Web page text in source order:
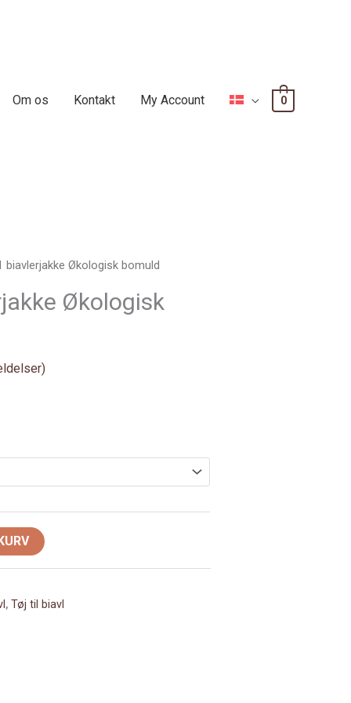
Om os Kontakt My Account 0
biavlerjakke Økologisk bomuld
Økologisk
,Tøj til biavl